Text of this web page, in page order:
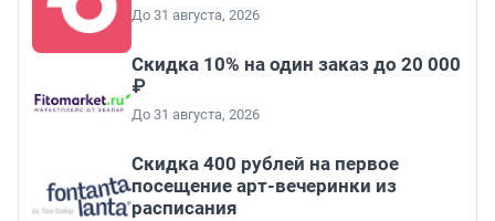
До 31 августа, 2026
Скидка 10% на один заказ до 20 000
₽
До 31 августа, 2026
Cкидка 400 рублей на первое
посещение арт-вечеринки из
расписания